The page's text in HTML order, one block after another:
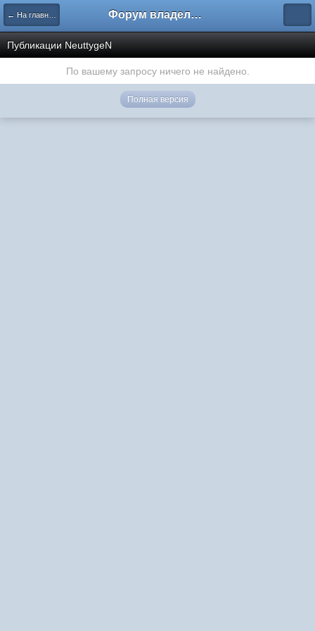
← На главную Форум владельцев интернет-магазинов
Публикации NeuttygeN
По вашему запросу ничего не найдено.
Полная версия